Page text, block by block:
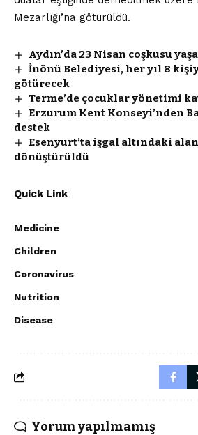
Mezarlığı’na götürüldü.
Aydın’da 23 Nisan coşkusu
İnönü Belediyesi, her yıl 8
götürecek
Terme’de çocuklar yönetimi
Erzurum Kent Konseyi’nden
destek
Esenyurt’ta işgal altındaki
dönüştürüldü
Quick Link
Medicine
Children
Coronavirus
Nutrition
Disease
Yorum yapılmamış